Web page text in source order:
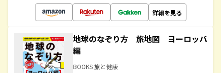
詳細を見る
地球のなぞり方 旅地図 ヨーロッパ
編
BOOKS 旅と健康